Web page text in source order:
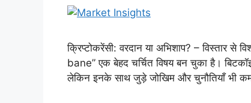
क्रिप्टोकरेंसी: वरदान या अभिशाप? –
bane” एक बेहद चर्चित विषय बन चुका है।
लेकिन इनके साथ जुड़े जोखिम और चुनौतियाँ भी